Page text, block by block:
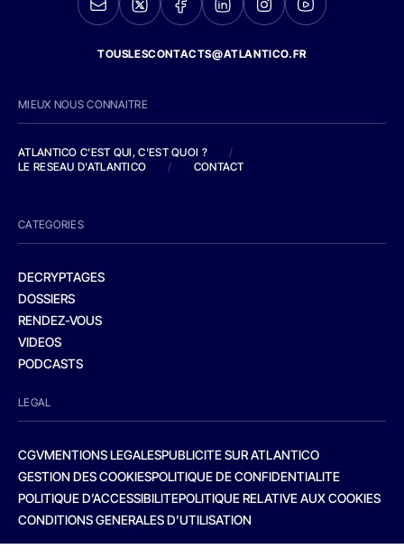
TOUSLESCONTACTS@ATLANTICO.FR
MIEUX NOUS CONNAITRE
ATLANTICO C'EST QUI, C'EST QUOI ?
/
LE RESEAU D'ATLANTICO
/ CONTACT
CATEGORIES
DECRYPTAGES
DOSSIERS
RENDEZ-VOUS
VIDEOS
PODCASTS
LEGAL
CGVMENTIONS LEGALESPUBLICITE SUR ATLANTICO
GESTION DES COOKIESPOLITIQUE DE CONFIDENTIALITE
POLITIQUE D’ACCESSIBILITEPOLITIQUE RELATIVE AUX COOKIES
CONDITIONS GENERALES D’UTILISATION